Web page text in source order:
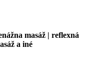
masáž | reflexná
a iné